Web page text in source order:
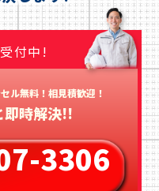
付中!
ル無料！相見積歓迎！
即時解決!!
3306